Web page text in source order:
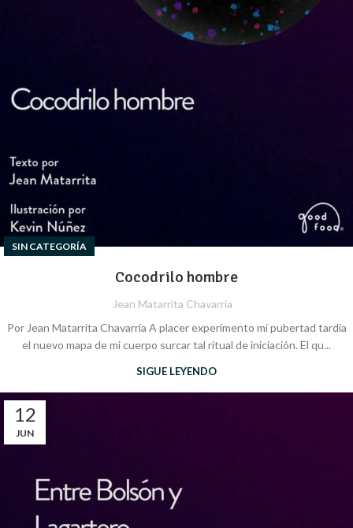
SIN CATEGORÍA
Cocodrilo hombre
Jean Matarrita Chavarria
Por Jean Matarrita Chavarria A placer experimento mi pubertad tardía
el nuevo mapa de mi cuerpo surcar tal ritual de iniciación. El qu...
SIGUE LEYENDO
12
JUN